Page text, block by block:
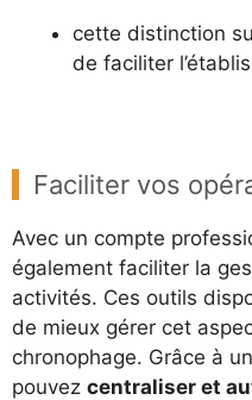
cette distinction
de faciliter
Faciliter vos
Avec un compte
également faciliter la
activités. Ces outils
de mieux gérer cet
chronophage. Grâce à
pouvez centraliser et